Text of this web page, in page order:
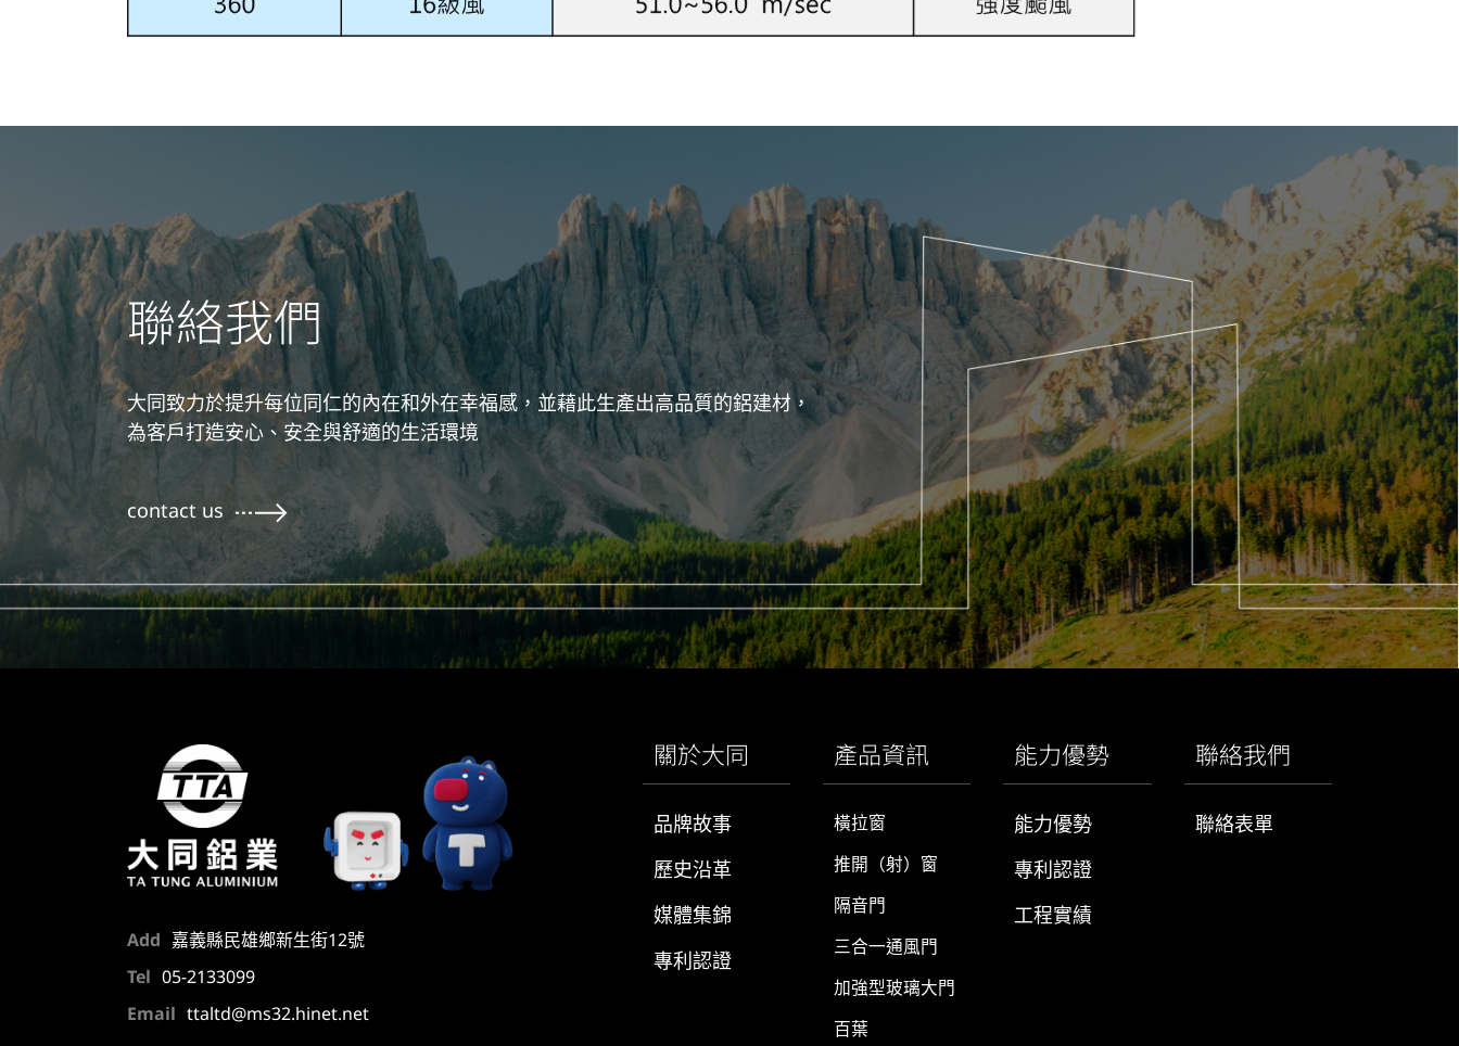
聯絡我們
大同致力於提升每位同仁的內在和外在幸福感，並藉此生產出高品質的鋁建材，
為客戶打造安心、安全與舒適的生活環境
contact us
Add
嘉義縣民雄鄉新生街12號
Tel
05-2133099
Email
ttaltd@ms32.hinet.net
關於大同
品牌故事
歷史沿革
媒體集錦
專利認證
產品資訊
橫拉窗
推開（射）窗
隔音門
三合一通風門
加強型玻璃大門
百葉
能力優勢
能力優勢
專利認證
工程實績
聯絡我們
聯絡表單